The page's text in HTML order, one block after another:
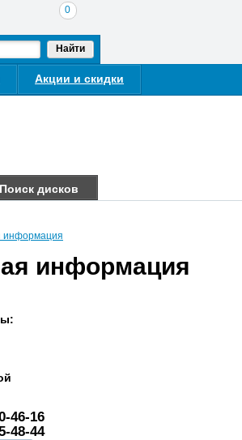
В
вашей
корзине
0
Акции и скидки
Найти
Поиск дисков
информация
информация
46-16
48-44